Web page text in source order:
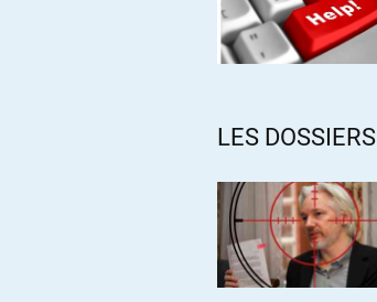
LES DOSSIERS